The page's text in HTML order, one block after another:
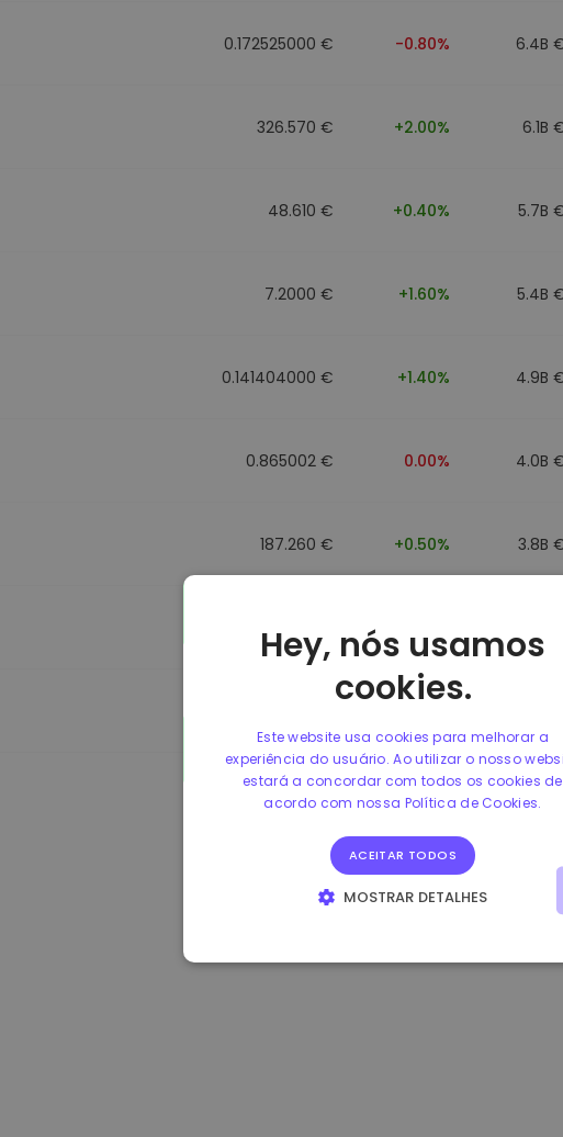
0.172525000 € -0.80% 6.4B
326.570 € +2.00% 6.1B
48.610 € +0.40% 5.7B
7.2000 € +1.60% 5.4B
0.141404000 € +1.40% 4.9B
0.865002 € 0.00% 4.0B
187.260 € +0.50% 3.8B
1.180000 € +1.90% 3.2B €
Hey, nós usamos
cookies.
Este website usa cookies para melhorar a
experiência do usuário. Ao utilizar o nosso
estará a concordar com todos os cookies de
acordo com nossa Política de Cookies.
ACEITAR TODOS
MOSTRAR DETALHES